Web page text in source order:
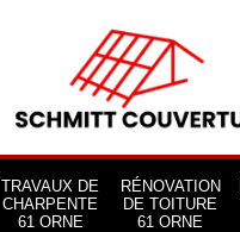
TRAVAUX DE
CHARPENTE
61 ORNE
RÉNOVATION
DE TOITURE
61 ORNE